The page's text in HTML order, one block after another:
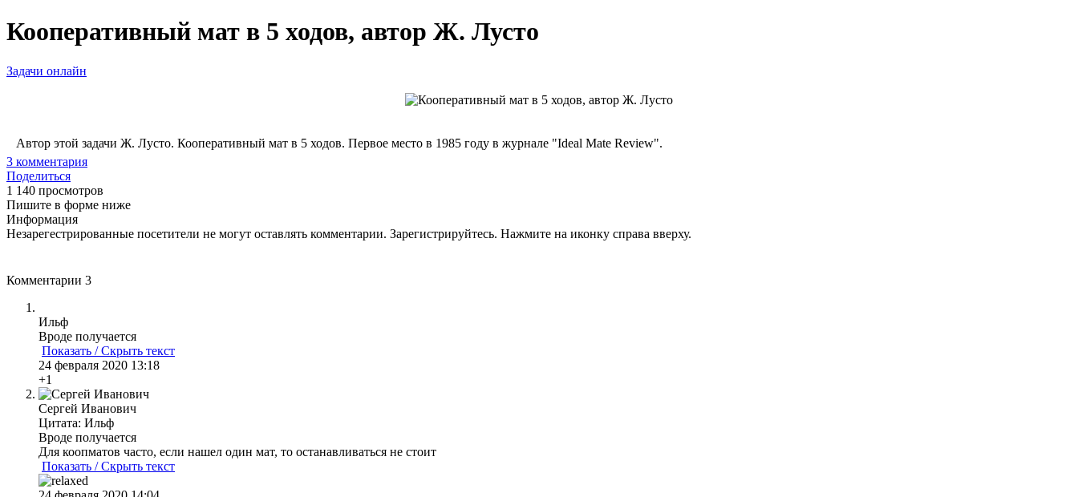
Кооперативный мат в 5 ходов, автор Ж. Лусто
Задачи онлайн
Автор этой задачи Ж. Лусто. Кооперативный мат в 5 ходов. Первое место в 1985 году в журнале "Ideal Mate Review".
3 комментария
Поделиться
1 140 просмотров
Пишите в форме ниже
Информация
Незарегестрированные посетители не могут оставлять комментарии. Зарегистрируйтесь. Нажмите на иконку справа вверху.
Комментарии 3
Ильф
Вроде получается
Показать / Скрыть текст
24 февраля 2020 13:18
+1
Сергей Иванович
Цитата: Ильф
Вроде получается
Для коопматов часто, если нашел один мат, то останавливаться не стоит
Показать / Скрыть текст